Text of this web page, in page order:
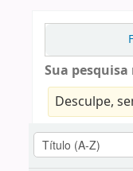
Sua
Desculpe,